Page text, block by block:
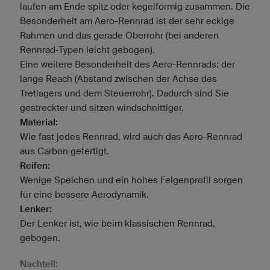
laufen am Ende spitz oder kegelförmig zusammen. Die
Besonderheit am Aero-Rennrad ist der sehr eckige
Rahmen und das gerade Oberrohr (bei anderen
Rennrad-Typen leicht gebogen).
Eine weitere Besonderheit des Aero-Rennrads: der
lange Reach (Abstand zwischen der Achse des
Tretlagers und dem Steuerrohr). Dadurch sind Sie
gestreckter und sitzen windschnittiger.
Material:
Wie fast jedes Rennrad, wird auch das Aero-Rennrad
aus Carbon gefertigt.
Reifen:
Wenige Speichen und ein hohes Felgenprofil sorgen
für eine bessere Aerodynamik.
Lenker:
Der Lenker ist, wie beim klassischen Rennrad,
gebogen.
Nachteil: